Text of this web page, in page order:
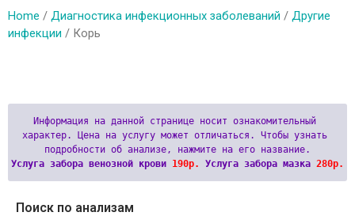
Home / Диагностика инфекционных заболеваний / Другие
инфекции / Корь
Информация на данной странице носит ознакомительный
характер. Цена на услугу может отличаться. Чтобы узнать
Услуга забора венозной крови 190р. Услуга забора мазка 280р.
Поиск по анализам